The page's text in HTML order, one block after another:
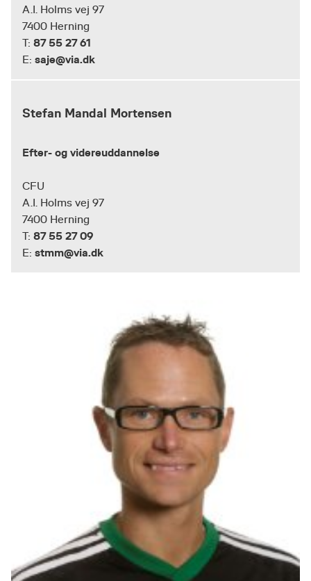
A.I. Holms vej 97
7400 Herning
T: 87 55 27 61
E: saje@via.dk
Stefan Mandal Mortensen
Efter- og videreuddannelse
CFU
A.I. Holms vej 97
7400 Herning
T: 87 55 27 09
E: stmm@via.dk